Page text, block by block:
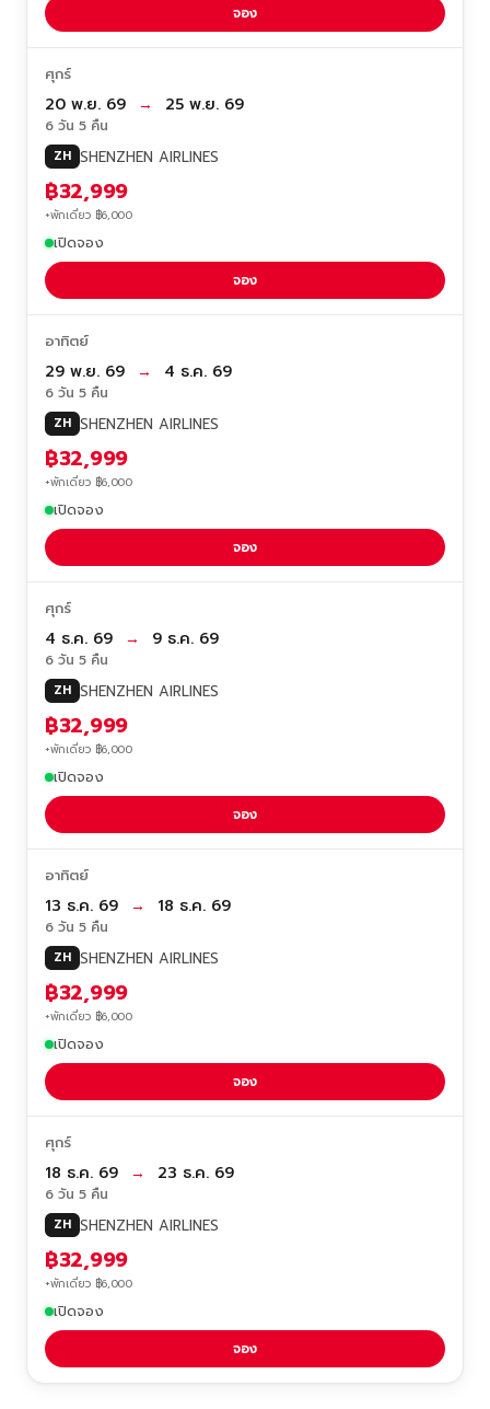
จอง
ศุกร์
20 พ.ย. 69 → 25 พ.ย. 69
6 วัน 5 คืน
ZH SHENZHEN AIRLINES
฿32,999
+พักเดี่ยว ฿6,000
เปิดจอง
จอง
อาทิตย์
29 พ.ย. 69 → 4 ธ.ค. 69
6 วัน 5 คืน
ZH SHENZHEN AIRLINES
฿32,999
+พักเดี่ยว ฿6,000
เปิดจอง
จอง
ศุกร์
4 ธ.ค. 69 → 9 ธ.ค. 69
6 วัน 5 คืน
ZH SHENZHEN AIRLINES
฿32,999
+พักเดี่ยว ฿6,000
เปิดจอง
จอง
อาทิตย์
13 ธ.ค. 69 → 18 ธ.ค. 69
6 วัน 5 คืน
ZH SHENZHEN AIRLINES
฿32,999
+พักเดี่ยว ฿6,000
เปิดจอง
จอง
ศุกร์
18 ธ.ค. 69 → 23 ธ.ค. 69
6 วัน 5 คืน
ZH SHENZHEN AIRLINES
฿32,999
+พักเดี่ยว ฿6,000
เปิดจอง
จอง